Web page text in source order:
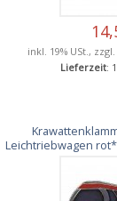
inkl. 19% USt., zzgl.
Lieferzeit:
Leichtriebwagen